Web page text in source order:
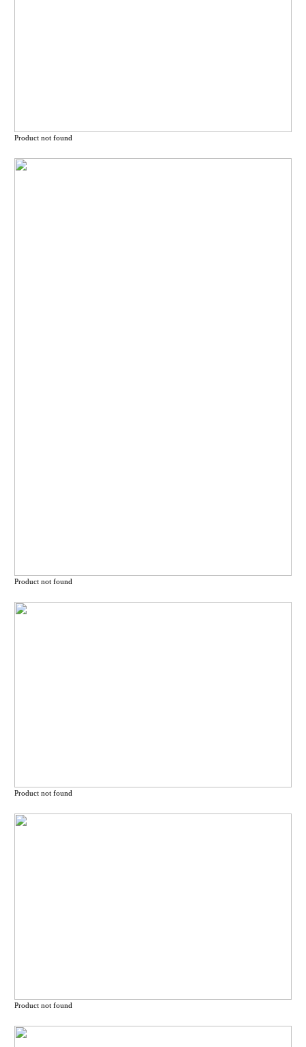
Product not found
Product not found
Product not found
Product not found